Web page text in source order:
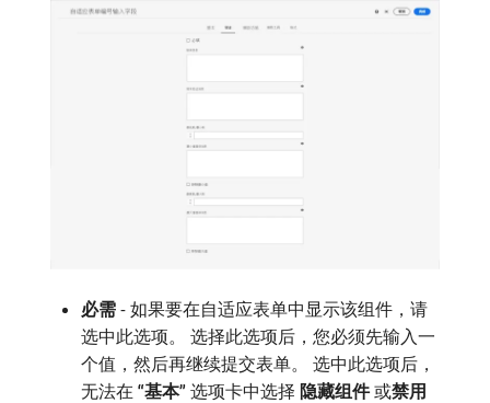
必需 - 如果要在自适应表单中显示该组件，请
选中此选项。 选择此选项后，您必须先输入一
个值，然后再继续提交表单。 选中此选项后，
无法在​ “基本” ​选项卡中选择​ 隐藏组件​或​禁用